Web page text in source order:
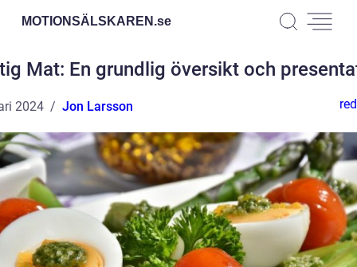
MOTIONSÄLSKAREN.se
Mat: En grundlig översikt och
2024 Jon Larsson